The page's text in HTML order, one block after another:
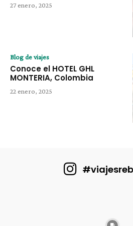
27 enero, 2025
Blog de viajes
Conoce el HOTEL GHL
MONTERIA, Colombia
22 enero, 2025